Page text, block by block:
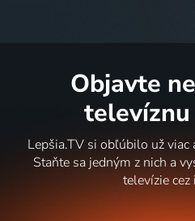
Objavte
televíznu
Lepšia.TV si obľúbilo už
Staňte sa jedným z nich a
televízie cez